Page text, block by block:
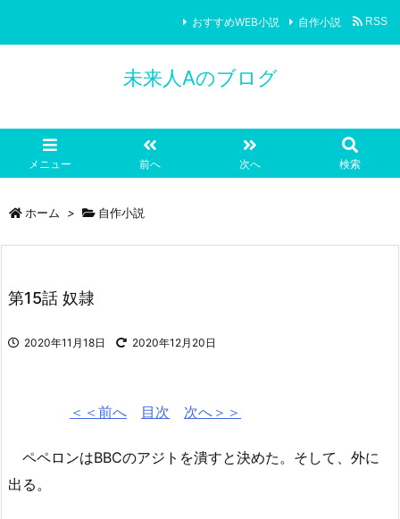
未来人Aのブログ
メニュー 前へ 次へ 検索
おすすめWEB小説 自作小説 RSS
ホーム > 自作小説
第15話 奴隷
2020年11月18日 2020年12月20日
＜＜前へ 目次 次へ＞＞
ペペロンはBBCのアジトを潰すと決めた。そして、外に
出る。